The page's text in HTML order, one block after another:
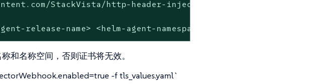
StackVista/http-header-injector/main/scripts/
release-name> <helm-agent-namespace>
和名称空间，否则证书将无效。
-f tls_values.yaml`